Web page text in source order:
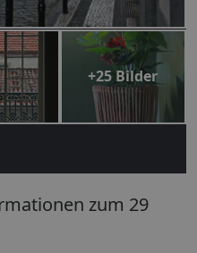
+25 Bilder
zum 29